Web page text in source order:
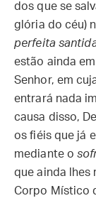
dos que se
glória do céu)
perfeita
estão ainda
Senhor, em
entrará nada
causa disso,
os fiéis que já
mediante o
que ainda lhes
Corpo Místico